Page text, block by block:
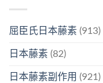
屈臣氏日本藤素 (913)
日本藤素 (82)
日本藤素副作用 (921)